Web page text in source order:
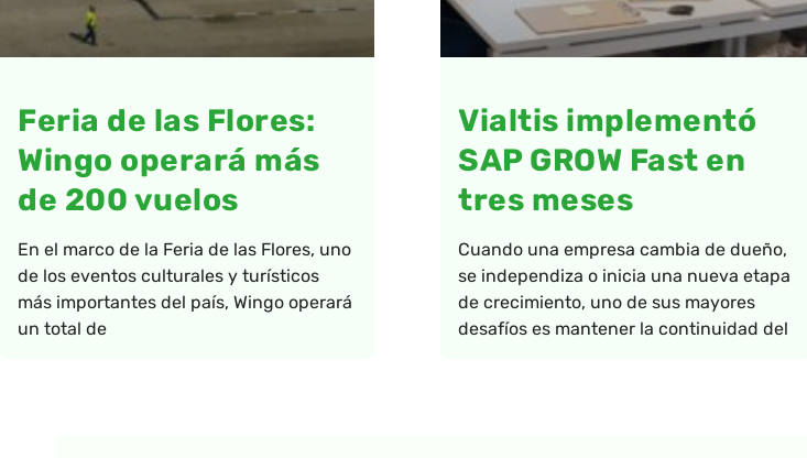
Feria de las Flores:
Wingo operará más
de 200 vuelos
En el marco de la Feria de las Flores, uno
de los eventos culturales y turísticos
más importantes del país, Wingo operará
un total de
Vialtis implementó
SAP GROW Fast en
tres meses
Cuando una empresa cambia de dueño,
se independiza o inicia una nueva etapa
de crecimiento, uno de sus mayores
desafíos es mantener la continuidad del